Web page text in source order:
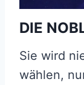
DIE
Sie wird
wählen,